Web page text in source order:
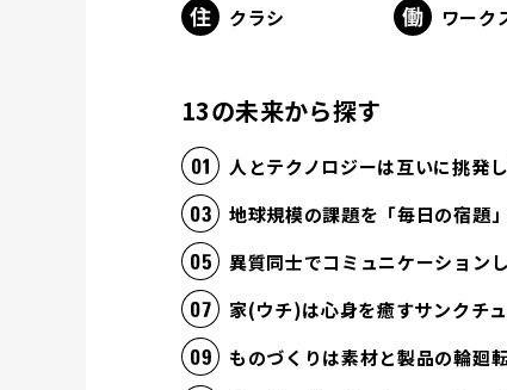
クラシ
ワーク
13の未来から探す
人とテクノロジーは互いに挑発
地球規模の課題を「毎日の宿題
異質同士でコミュニケーション
家(ウチ)は心身を癒すサンクチ
ものづくりは素材と製品の輪廻